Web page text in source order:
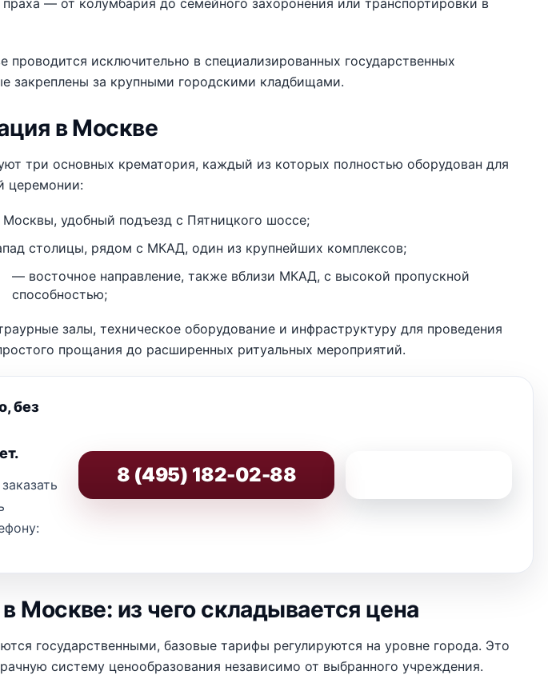
— от колумбария до семейного захоронения или транспортировки в
проводится исключительно в специализированных государственных
закреплены за крупными городскими кладбищами.
в Москве
три основных крематория, каждый из которых полностью оборудован для
церемонии:
удобный подъезд с Пятницкого шоссе;
столицы, рядом с МКАД, один из крупнейших комплексов;
— восточное направление, также вблизи МКАД, с высокой пропускной
способностью;
залы, техническое оборудование и инфраструктуру для проведения
прощания до расширенных ритуальных мероприятий.
без
8 (495) 182-02-88
Москве: из чего складывается цена
государственными, базовые тарифы регулируются на уровне города. Это
систему ценообразования независимо от выбранного учреждения.